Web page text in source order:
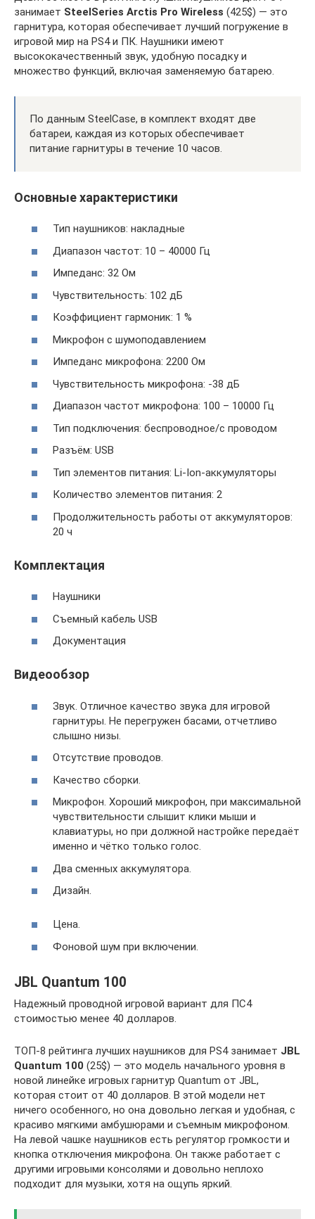
занимает SteelSeries Arctis Pro Wireless (425$) — это
гарнитура, которая обеспечивает лучший погружение в
игровой мир на PS4 и ПК. Наушники имеют
высококачественный звук, удобную посадку и
множество функций, включая заменяемую батарею.
По данным SteelCase, в комплект входят две
батареи, каждая из которых обеспечивает
питание гарнитуры в течение 10 часов.
Основные характеристики
Тип наушников: накладные
Диапазон частот: 10 – 40000 Гц
Импеданс: 32 Ом
Чувствительность: 102 дБ
Коэффициент гармоник: 1 %
Микрофон с шумоподавлением
Импеданс микрофона: 2200 Ом
Чувствительность микрофона: -38 дБ
Диапазон частот микрофона: 100 – 10000 Гц
Тип подключения: беспроводное/с проводом
Разъём: USB
Тип элементов питания: Li-Ion-аккумуляторы
Количество элементов питания: 2
Продолжительность работы от аккумуляторов:
20 ч
Комплектация
Наушники
Съемный кабель USB
Документация
Видеообзор
Звук. Отличное качество звука для игровой
гарнитуры. Не перегружен басами, отчетливо
слышно низы.
Отсутствие проводов.
Качество сборки.
Микрофон. Хороший микрофон, при максимальной
чувствительности слышит клики мыши и
клавиатуры, но при должной настройке передаёт
именно и чётко только голос.
Два сменных аккумулятора.
Дизайн.
Цена.
Фоновой шум при включении.
JBL Quantum 100
Надежный проводной игровой вариант для ПС4
стоимостью менее 40 долларов.
ТОП-8 рейтинга лучших наушников для PS4 занимает JBL
Quantum 100 (25$) — это модель начального уровня в
новой линейке игровых гарнитур Quantum от JBL,
которая стоит от 40 долларов. В этой модели нет
ничего особенного, но она довольно легкая и удобная, с
красиво мягкими амбушюрами и съемным микрофоном.
На левой чашке наушников есть регулятор громкости и
кнопка отключения микрофона. Он также работает с
другими игровыми консолями и довольно неплохо
подходит для музыки, хотя на ощупь яркий.